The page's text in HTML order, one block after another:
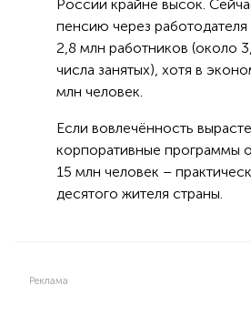
России крайне высок.
пенсию через
2,8 млн работников (около
числа занятых), хотя в
млн человек.
Если вовлечённость
корпоративные программы
15 млн человек –
десятого жителя страны.
Реклама